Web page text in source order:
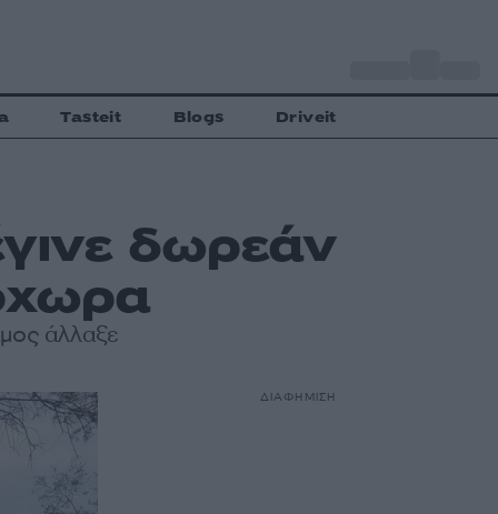
Tasteit Blogs Driveit
δωρεάν
άλλαξε
ΔΙΑΦΗΜΙΣΗ